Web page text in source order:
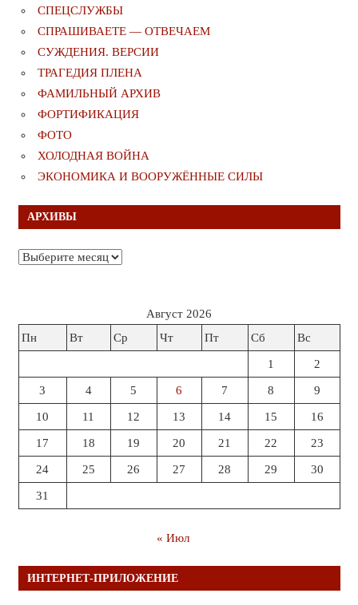
СПЕЦСЛУЖБЫ
СПРАШИВАЕТЕ — ОТВЕЧАЕМ
СУЖДЕНИЯ. ВЕРСИИ
ТРАГЕДИЯ ПЛЕНА
ФАМИЛЬНЫЙ АРХИВ
ФОРТИФИКАЦИЯ
ФОТО
ХОЛОДНАЯ ВОЙНА
ЭКОНОМИКА И ВООРУЖЁННЫЕ СИЛЫ
АРХИВЫ
Архивы
Август 2026
Пн
Вт Ср Чт Пт Сб Вс
1 2
3 4 5 6 7 8 9
10 11 12 13 14 15 16
17 18 19 20 21 22 23
24 25 26 27 28 29 30
31
« Июл
ИНТЕРНЕТ-ПРИЛОЖЕНИЕ